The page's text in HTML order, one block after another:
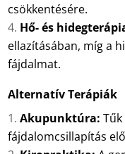
csökkentésére.
Hő- és
ellazításában, míg a
fájdalmat.
Alternatív Terápiák
Akupunktúra:
fájdalomcsillapítás